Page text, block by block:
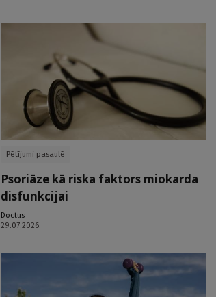
Pētījumi pasaulē
Psoriāze kā riska faktors miokarda
disfunkcijai
Doctus
29.07.2026.